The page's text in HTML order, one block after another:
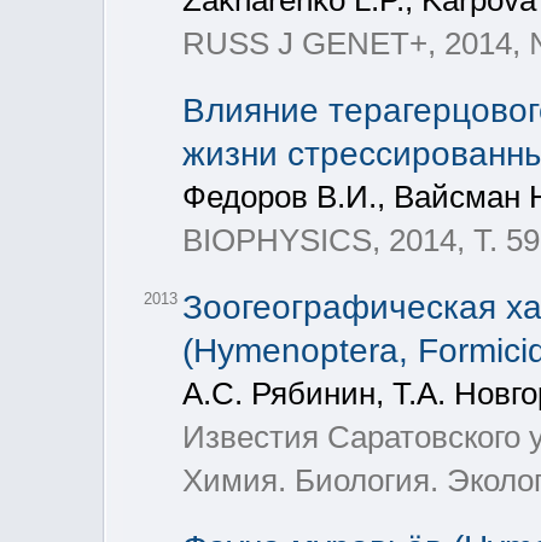
RUSS J GENET+, 2014,
Влияние
жизни
Федоров В.И., Вайсман
BIOPHYSICS, 2014, Т.
2013 Зоогеографическая
(Hymenoptera,
А.С. Рябинин, Т.А.
Известия
Химия. Биология.